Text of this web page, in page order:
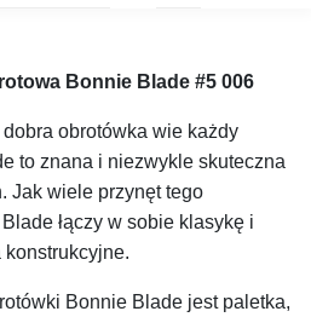
Bonnie Blade #5 006
obrotówka wie każdy
to znana i niezwykle skuteczna
Jak wiele przynęt tego
łączy w sobie klasykę i
Bonnie Blade jest paletka,